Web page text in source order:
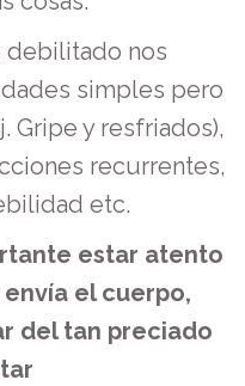
debilitado nos
simples pero
Gripe y resfriados),
recurrentes,
etc.
estar atento
el cuerpo,
del tan preciado